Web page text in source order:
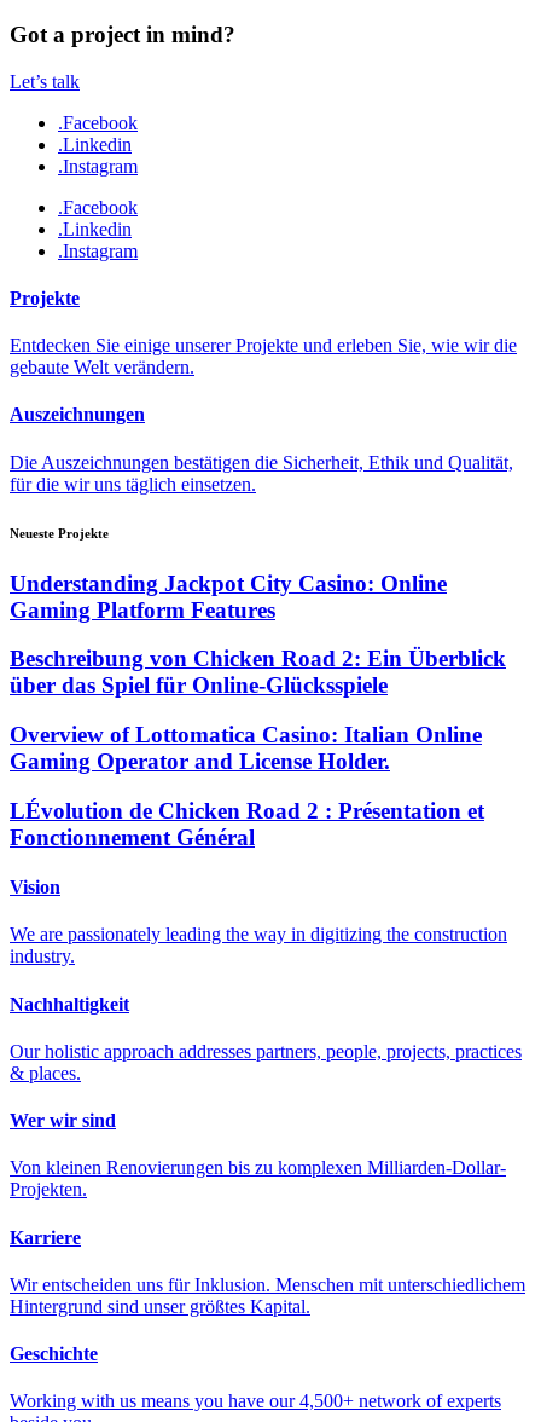
Got a project in mind?
Let’s talk
.Facebook
.Linkedin
.Instagram
.Facebook
.Linkedin
.Instagram
Projekte
Entdecken Sie einige unserer Projekte und erleben Sie, wie wir die
gebaute Welt verändern.
Auszeichnungen
Die Auszeichnungen bestätigen die Sicherheit, Ethik und Qualität,
für die wir uns täglich einsetzen.
Neueste Projekte
Understanding Jackpot City Casino: Online
Gaming Platform Features
Beschreibung von Chicken Road 2: Ein Überblick
über das Spiel für Online-Glücksspiele
Overview of Lottomatica Casino: Italian Online
Gaming Operator and License Holder.
LÉvolution de Chicken Road 2 : Présentation et
Fonctionnement Général
Vision
We are passionately leading the way in digitizing the construction
industry.
Nachhaltigkeit
Our holistic approach addresses partners, people, projects, practices
& places.
Wer wir sind
Von kleinen Renovierungen bis zu komplexen Milliarden-Dollar-
Projekten.
Karriere
Wir entscheiden uns für Inklusion. Menschen mit unterschiedlichem
Hintergrund sind unser größtes Kapital.
Geschichte
Working with us means you have our 4,500+ network of experts